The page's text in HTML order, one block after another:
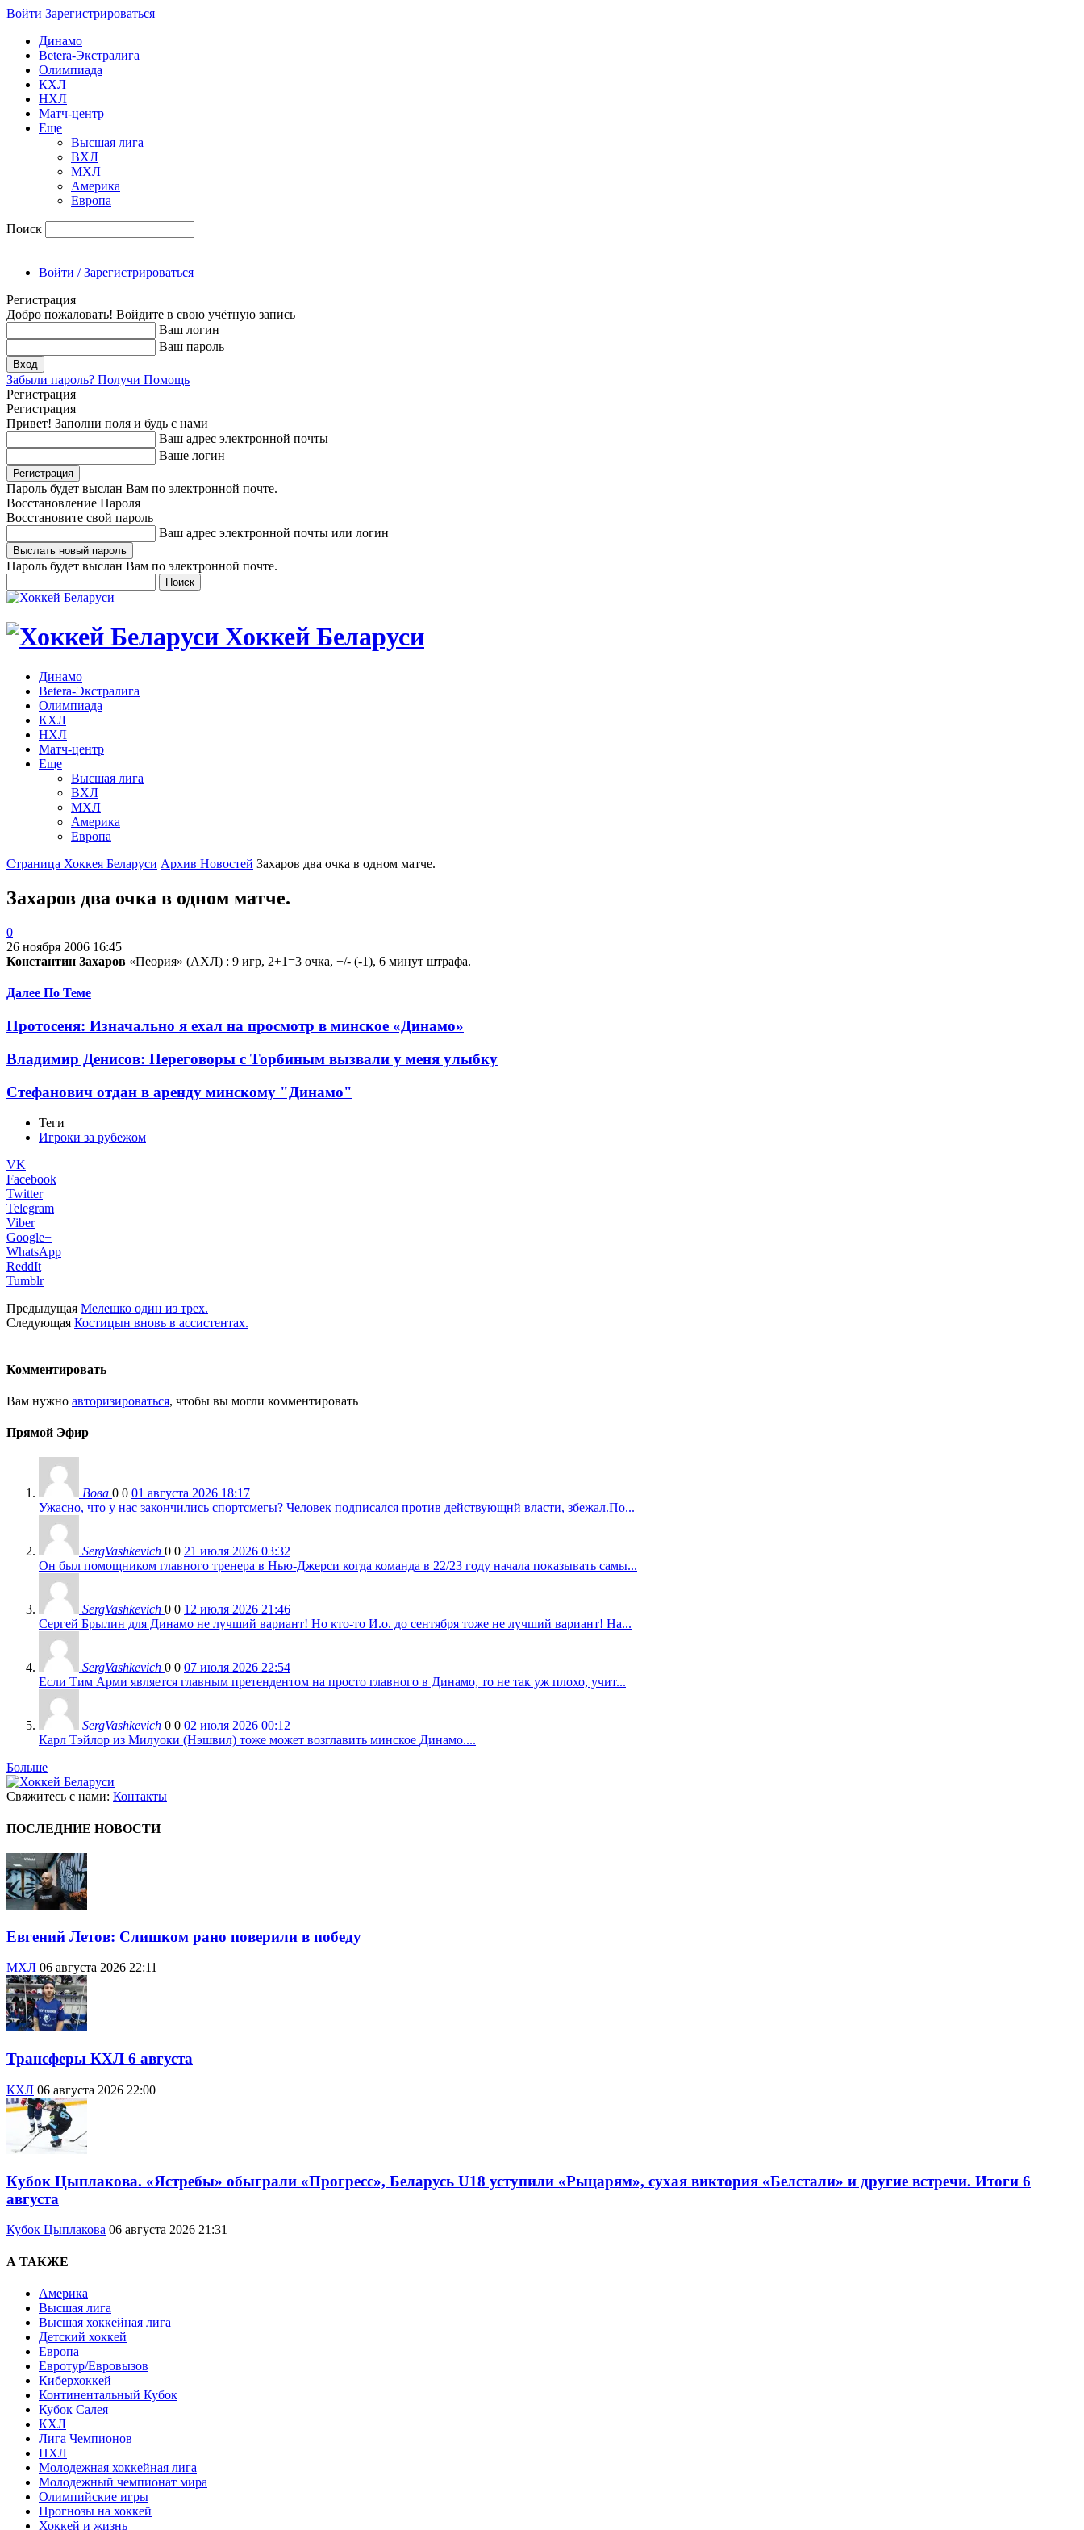
Войти Зарегиcтрироваться
Динамо
Betera-Экстралига
Олимпиада
КХЛ
НХЛ
Матч-центр
Еще
Высшая лига
ВХЛ
МХЛ
Америка
Европа
Поиск
Войти / Зарегистрироваться
Регистрация
Добро пожаловать! Войдите в свою учётную запись
Ваш логин
Ваш пароль
Забыли пароль? Получи Помощь
Регистрация
Регистрация
Привет! Заполни поля и будь с нами
Ваш адрес электронной почты
Ваше логин
Пароль будет выслан Вам по электронной почте.
Восстановление Пароля
Восстановите свой пароль
Ваш адрес электронной почты или логин
Пароль будет выслан Вам по электронной почте.
Хоккей Беларуси
Динамо
Betera-Экстралига
Олимпиада
КХЛ
НХЛ
Матч-центр
Еще
Высшая лига
ВХЛ
МХЛ
Америка
Европа
Страница Хоккея Беларуси Архив Новостей Захаров два очка в одном матче.
Захаров два очка в одном матче.
0
26 ноября 2006 16:45
Константин Захаров «Пеория» (АХЛ) : 9 игр, 2+1=3 очка, +/- (-1), 6 минут штрафа.
Далее По Теме
Протосеня: Изначально я ехал на просмотр в минское «Динамо»
Владимир Денисов: Переговоры с Торбиным вызвали у меня улыбку
Стефанович отдан в аренду минскому "Динамо"
Теги
Игроки за рубежом
VK
Facebook
Twitter
Telegram
Viber
Google+
WhatsApp
ReddIt
Tumblr
Предыдущая Мелешко один из трех.
Следующая Костицын вновь в ассистентах.
Комментировать
Вам нужно авторизироваться, чтобы вы могли комментировать
Прямой Эфир
Вова 0 0 01 августа 2026 18:17
Ужасно, что у нас закончились спортсмегы? Человек подписался против действующнй власти, збежал.По...
SergVashkevich 0 0 21 июля 2026 03:32
Он был помощником главного тренера в Нью-Джерси когда команда в 22/23 году начала показывать самы...
SergVashkevich 0 0 12 июля 2026 21:46
Сергей Брылин для Динамо не лучший вариант! Но кто-то И.о. до сентября тоже не лучший вариант! На...
SergVashkevich 0 0 07 июля 2026 22:54
Если Тим Арми является главным претендентом на просто главного в Динамо, то не так уж плохо, учит...
SergVashkevich 0 0 02 июля 2026 00:12
Карл Тэйлор из Милуоки (Нэшвил) тоже может возглавить минское Динамо....
Больше
Свяжитесь с нами: Контакты
ПОСЛЕДНИЕ НОВОСТИ
Евгений Летов: Слишком рано поверили в победу
МХЛ 06 августа 2026 22:11
Трансферы КХЛ 6 августа
КХЛ 06 августа 2026 22:00
Кубок Цыплакова. «Ястребы» обыграли «Прогресс», Беларусь U18 уступили «Рыцарям», сухая виктория «Белстали» и другие встречи. Итоги 6
августа
Кубок Цыплакова 06 августа 2026 21:31
А ТАКЖЕ
Америка
Высшая лига
Высшая хоккейная лига
Детский хоккей
Европа
Евротур/Евровызов
Киберхоккей
Континентальный Кубок
Кубок Салея
КХЛ
Лига Чемпионов
НХЛ
Молодежная хоккейная лига
Молодежный чемпионат мира
Олимпийские игры
Прогнозы на хоккей
Хоккей и жизнь